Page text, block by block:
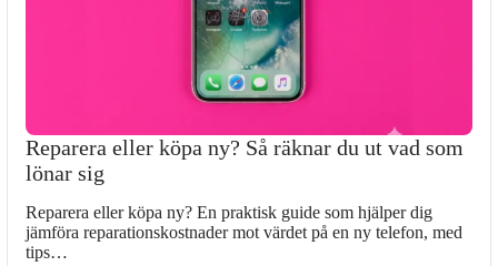
Reparera eller köpa ny? Så räknar du ut vad som
lönar sig
Reparera eller köpa ny? En praktisk guide som hjälper dig
jämföra reparationskostnader mot värdet på en ny telefon, med
tips…